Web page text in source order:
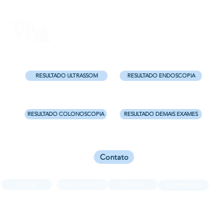
Contato
RESULTADO ULTRASSOM RESULTADO ENDOSCOPIA
RESULTADO COLONOSCOPIA RESULTADO DEMAIS EXAMES